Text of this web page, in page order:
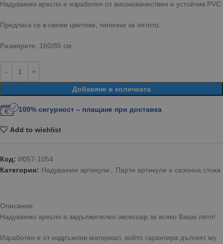
Надуваемо кресло е изработен от висококачествен и устойчив PVC.
Предлага се в свежи цветове, типични за лятото.
Размерите :160/85 см
Добавяне в количката
100% сигурност – плащане при доставка
Add to wishlist
Код: И057-1054
Категории: Надуваеми артикули , Парти артикули и сезонна стока
Описание
Надуваемо кресло е задължителен аксесоар за всяко Ваше лято!
Изработен е от издръжлив материал, който гарантира дългият му